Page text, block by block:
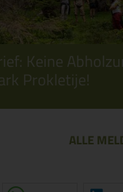
Keine
Prokletije!
ALLE